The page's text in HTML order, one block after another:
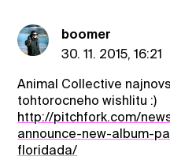
boomer
30. 11. 2015, 16:21
Animal Collective
tohtorocneho wishlitu :)
http://pitchfork.com/
announce-new-album-
floridada/